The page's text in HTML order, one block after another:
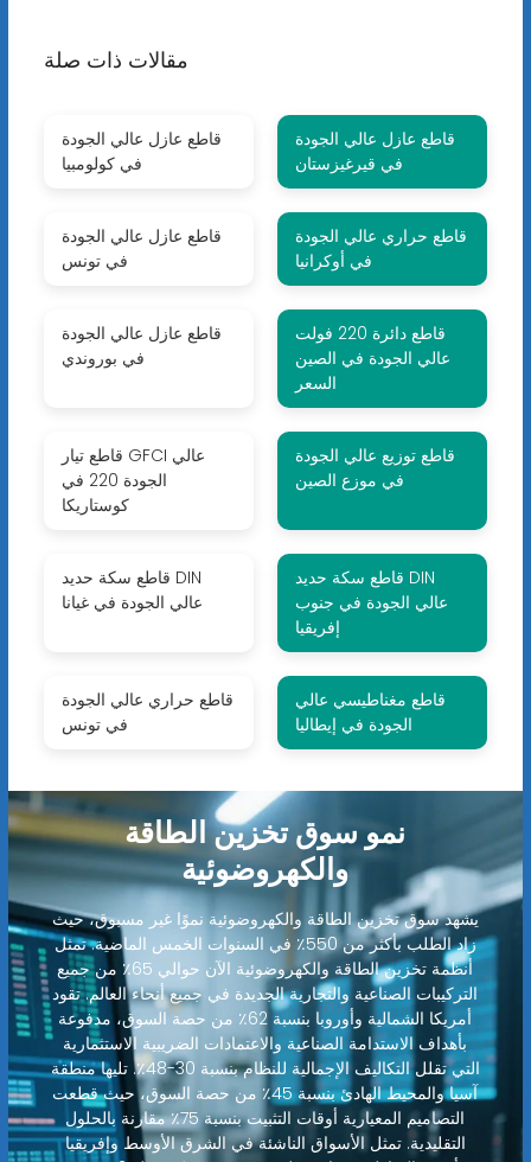
مقالات ذات صلة
قاطع عازل عالي الجودة
في كولومبيا
قاطع عازل عالي الجودة
في قيرغيزستان
قاطع عازل عالي الجودة
في تونس
قاطع حراري عالي الجودة
في أوكرانيا
قاطع عازل عالي الجودة
في بوروندي
قاطع دائرة 220 فولت
عالي الجودة في الصين
السعر
قاطع تيار GFCI عالي
الجودة 220 في
كوستاريكا
قاطع توزيع عالي الجودة
في موزع الصين
قاطع سكة ​​حديد DIN
عالي الجودة في غيانا
قاطع سكة ​​حديد DIN
عالي الجودة في جنوب
إفريقيا
قاطع حراري عالي الجودة
في تونس
قاطع مغناطيسي عالي
الجودة في إيطاليا
نمو سوق تخزين الطاقة
والكهروضوئية
يشهد سوق تخزين الطاقة والكهروضوئية نموًا غير مسبوق، حيث
زاد الطلب بأكثر من 550٪ في السنوات الخمس الماضية. تمثل
أنظمة تخزين الطاقة والكهروضوئية الآن حوالي 65٪ من جميع
التركيبات الصناعية والتجارية الجديدة في جميع أنحاء العالم. تقود
أمريكا الشمالية وأوروبا بنسبة 62٪ من حصة السوق، مدفوعة
بأهداف الاستدامة الصناعية والاعتمادات الضريبية الاستثمارية
التي تقلل التكاليف الإجمالية للنظام بنسبة 30-48٪. تليها منطقة
آسيا والمحيط الهادئ بنسبة 45٪ من حصة السوق، حيث قطعت
التصاميم المعيارية أوقات التثبيت بنسبة 75٪ مقارنة بالحلول
التقليدية. تمثل الأسواق الناشئة في الشرق الأوسط وإفريقيا